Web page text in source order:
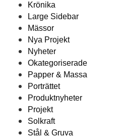
Krönika
Large Sidebar
Mässor
Nya Projekt
Nyheter
Okategoriserade
Papper & Massa
Porträttet
Produktnyheter
Projekt
Solkraft
Stål & Gruva